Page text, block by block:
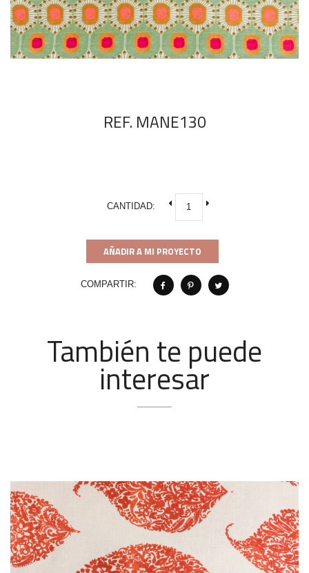
REF. MANE130
CANTIDAD:
AÑADIR A MI PROYECTO
COMPARTIR:
También te puede
interesar